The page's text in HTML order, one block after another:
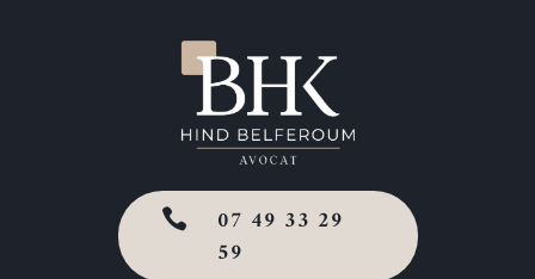

07 49 33 29
59